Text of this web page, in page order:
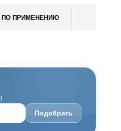
ПО ПРИМЕНЕНИЮ
)
Подобрать